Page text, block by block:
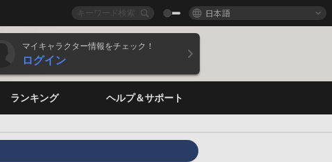
日本語
マイキャラクター情報をチェック！
ログイン
ランキング ヘルプ＆サポート